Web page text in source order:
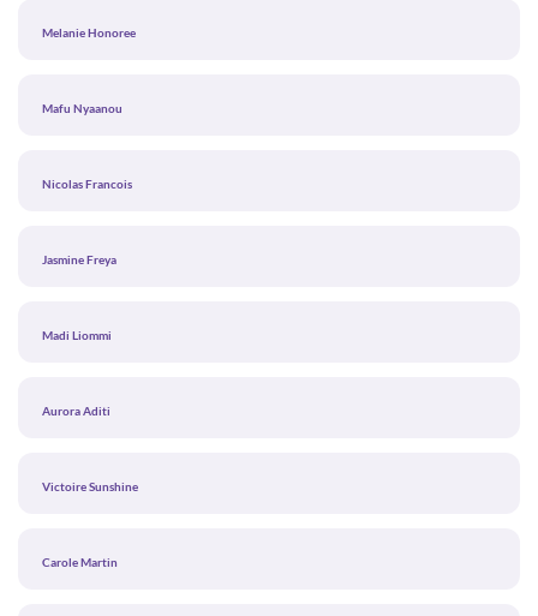
Melanie Honoree
Mafu Nyaanou
Nicolas Francois
Jasmine Freya
Madi Liommi
Aurora Aditi
Victoire Sunshine
Carole Martin